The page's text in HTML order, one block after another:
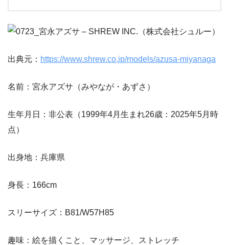
出典元： https://www.shrew.co.jp/models/azusa-miyanaga
名前：宮永アズサ（みやなが・あずさ）
生年月日：非公表（1999年4月生まれ26歳：2025年5月時
点）
出身地：兵庫県
身長：166cm
スリーサイズ：B81/W57H85
趣味：絵を描くこと、マッサージ、ストレッチ